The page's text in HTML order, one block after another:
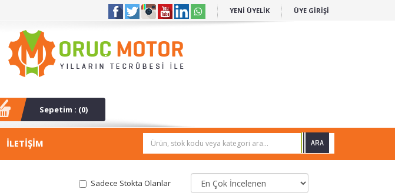
YENİ ÜYELİK ÜYE GİRİŞİ
Sepetim : (0)
İLETİŞİM Ürün, stok kodu veya kategori ara...
Sadece Stokta Olanlar